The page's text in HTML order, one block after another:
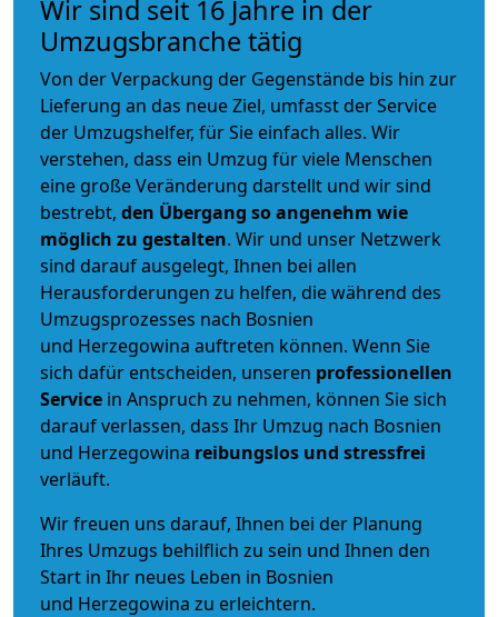
Wir sind seit 16 Jahre in der
Umzugsbranche tätig
Von der Verpackung der Gegenstände bis hin zur
Lieferung an das neue Ziel, umfasst der Service
der Umzugshelfer, für Sie einfach alles. Wir
verstehen, dass ein Umzug für viele Menschen
eine große Veränderung darstellt und wir sind
bestrebt, den Übergang so angenehm wie
möglich zu gestalten. Wir und unser Netzwerk
sind darauf ausgelegt, Ihnen bei allen
Herausforderungen zu helfen, die während des
Umzugsprozesses nach Bosnien
und Herzegowina auftreten können. Wenn Sie
sich dafür entscheiden, unseren professionellen
Service in Anspruch zu nehmen, können Sie sich
darauf verlassen, dass Ihr Umzug nach Bosnien
und Herzegowina reibungslos und stressfrei
verläuft.
Wir freuen uns darauf, Ihnen bei der Planung
Ihres Umzugs behilflich zu sein und Ihnen den
Start in Ihr neues Leben in Bosnien
und Herzegowina zu erleichtern.